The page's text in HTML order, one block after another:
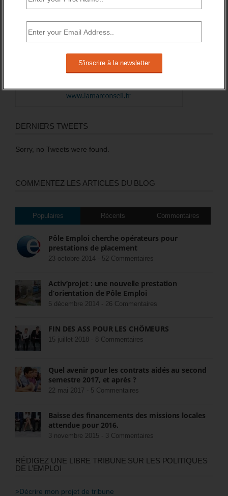
DERNIERS TWEETS
Sorry, no Tweets were found.
COMMENTEZ LES ARTICLES DU BLOG
Populaires Récents Commentaires
Pôle Emploi cherche opérateurs pour
prestations de placement
23 octobre 2014 - 52 Commentaires
Activ’projet : une nouvelle prestation
d’orientation de Pôle Emploi
5 décembre 2014 - 26 Commentaires
FIN DES ASS POUR LES CHÔMEURS
15 juillet 2018 - 8 Commentaires
Quel avenir pour les contrats aidés au second
semestre 2017, et après ?
22 mai 2017 - 5 Commentaires
Baisse des financements des missions locales
attendue pour 2016.
3 novembre 2015 - 3 Commentaires
RÉDIGEZ UNE LIBRE TRIBUNE SUR LES POLITIQUES
DE L’EMPLOI
>Décrire mon projet de tribune